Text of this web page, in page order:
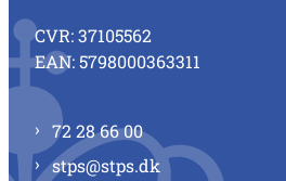
CVR: 37105562
EAN: 5798000363311
72 28 66 00
stps@stps.dk